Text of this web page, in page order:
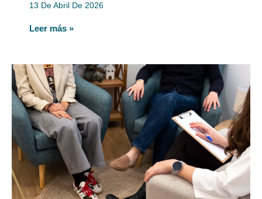
13 De Abril De 2026
Leer más »